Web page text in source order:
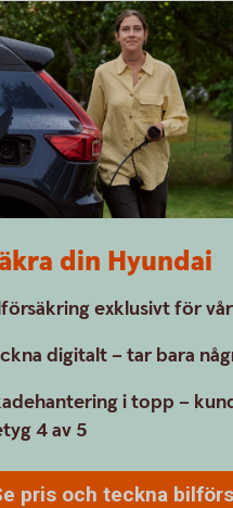
din Hyundai
exklusivt för
digitalt – tar bara
i topp –
4 av 5
pris och teckna